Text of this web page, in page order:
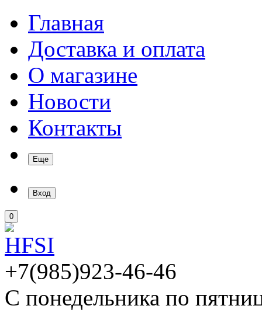
Главная
Доставка и оплата
О магазине
Новости
Контакты
Еще
Вход
0
+7(985)923-46-46
С понедельника по